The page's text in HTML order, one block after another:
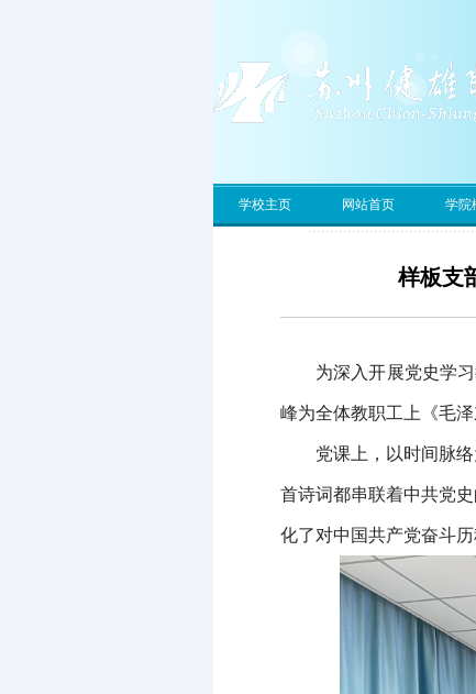
学校主页 网站首页 学院
样板支
为深入开展党史学
峰为全体教职工上《毛
党课上， 以时间脉
首诗词都串联着中共党
化了对中国共产党奋斗历